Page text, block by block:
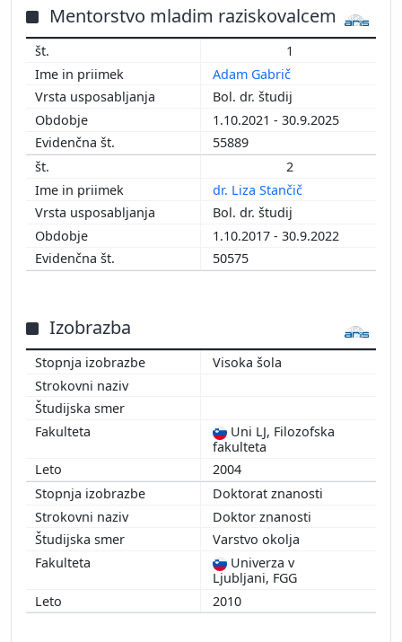
2007
2009
2010
2011
2013
2014
Mentorstvo mladim raziskovalcem
1
Adam Gabrič
Bol. dr. študij
1.10.2021 - 30.9.2025
55889
2
dr. Liza Stančič
Bol. dr. študij
1.10.2017 - 30.9.2022
50575
Izobrazba
Visoka šola
Uni LJ, Filozofska
fakulteta
2004
Doktorat znanosti
Doktor znanosti
Varstvo okolja
Univerza v
Ljubljani, FGG
2010